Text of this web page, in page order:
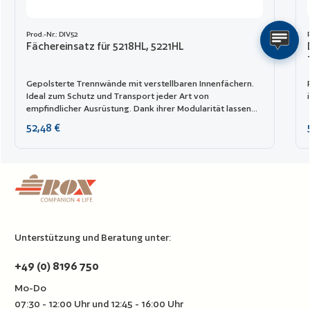
Prod.-Nr.: DIV52
Fächereinsatz für 5218HL, 5221HL
Gepolsterte Trennwände mit verstellbaren Innenfächern.
Ideal zum Schutz und Transport jeder Art von
empfindlicher Ausrüstung. Dank ihrer Modularität lassen
Regulärer Preis:
52,48 €
Unterstützung und Beratung unter:
+49 (0) 8196 750
Mo-Do
07:30 - 12:00 Uhr und 12:45 - 16:00 Uhr